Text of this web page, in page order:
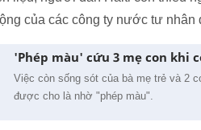
của các công ty nước tư
'Phép màu' cứu 3 mẹ con khi
Việc còn sống sót của bà mẹ trẻ và 2
được cho là nhờ "phép màu".